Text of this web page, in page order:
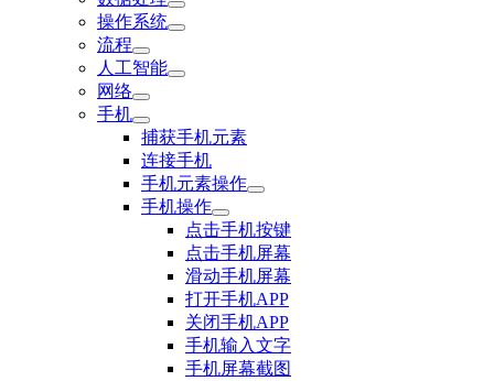
操作系统
流程
人工智能
网络
手机
捕获手机元素
连接手机
手机元素操作
手机操作
点击手机按键
点击手机屏幕
滑动手机屏幕
打开手机APP
关闭手机APP
手机输入文字
手机屏幕截图